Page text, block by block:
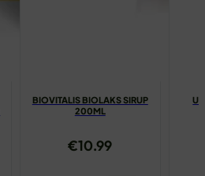
BIOVITALIS BIOLAKS SIRUP
200ML
€10.99